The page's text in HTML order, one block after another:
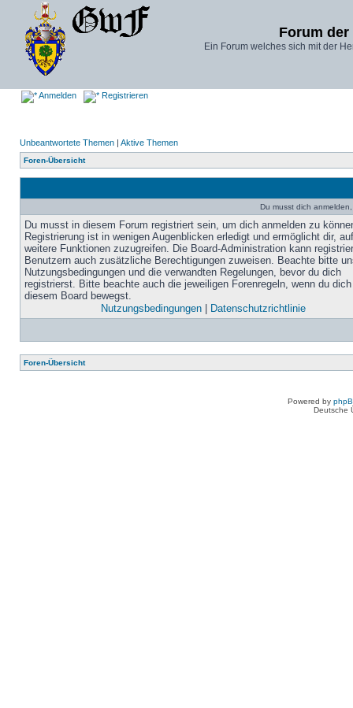
Forum
Ein Forum welches sich mit der
Anmelden Registrieren
Unbeantwortete Themen | Aktive Themen
Foren-Übersicht
Du musst dich
Du musst in diesem Forum registriert sein, um dich anmelden zu
Registrierung ist in wenigen Augenblicken erledigt und ermöglicht dir, auf
weitere Funktionen zuzugreifen. Die Board-Administration kann
Benutzern auch zusätzliche Berechtigungen zuweisen. Beachte bitte
Nutzungsbedingungen und die verwandten Regelungen, bevor du dich
registrierst. Bitte beachte auch die jeweiligen Forenregeln, wenn du
diesem Board bewegst.
Nutzungsbedingungen| Datenschutzrichtlinie
Foren-Übersicht
Powered by
Deutsche